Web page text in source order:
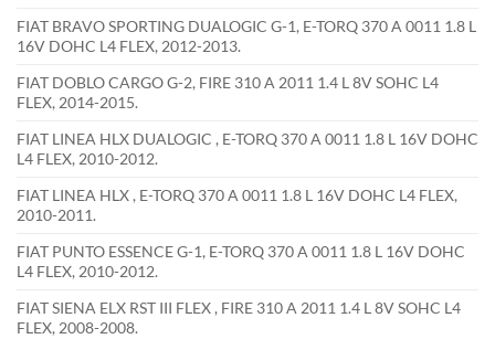
FIAT BRAVO SPORTING DUALOGIC G-1, E-TORQ 370 A 0011 1.8 L
16V DOHC L4 FLEX, 2012-2013.
FIAT DOBLO CARGO G-2, FIRE 310 A 2011 1.4 L 8V SOHC L4
FLEX, 2014-2015.
FIAT LINEA HLX DUALOGIC , E-TORQ 370 A 0011 1.8 L 16V DOHC
L4 FLEX, 2010-2012.
FIAT LINEA HLX , E-TORQ 370 A 0011 1.8 L 16V DOHC L4 FLEX,
2010-2011.
FIAT PUNTO ESSENCE G-1, E-TORQ 370 A 0011 1.8 L 16V DOHC
L4 FLEX, 2010-2012.
FIAT SIENA ELX RST III FLEX , FIRE 310 A 2011 1.4 L 8V SOHC L4
FLEX, 2008-2008.